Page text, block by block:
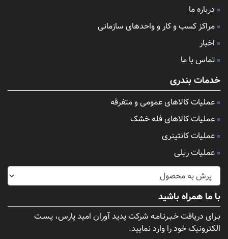
درباره ما
مراکز کسب و کار و واحدهای سازمانی
اخبار
تماس با ما
خدمات بندری
عملیات کالاهای عمومی و متفرقه
عملیات کالاهای فله خشک
عملیات کانتینری
عملیات ریلی
با ما همراه باشید
بـرای دریافت خـبـرنـامـه شرکت پدید آوران امید پارس، پـسـت
الکترونیک خود را وارد نمایید.